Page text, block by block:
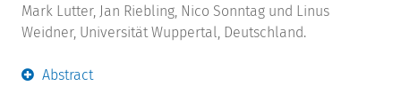
Mark Lutter, Jan Riebling, Nico Sonntag und Linus
Weidner, Universität Wuppertal, Deutschland.
Abstract